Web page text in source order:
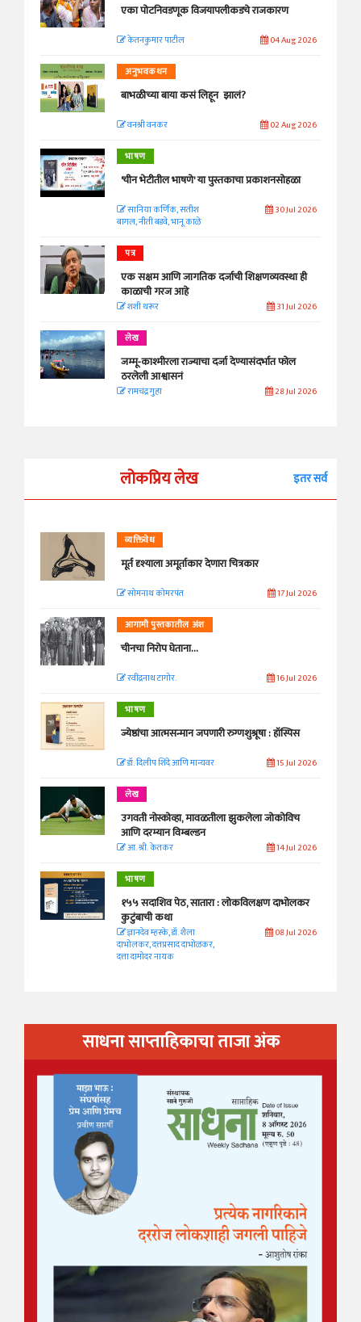
एका पोटनिवडणूक विजयापलीकडचे राजकारण
केतनकुमार पाटील 04 Aug 2026
अनुभवकथन
बाभळीच्या बाया कसं लिहून झालं?
वनश्री वनकर 02 Aug 2026
भाषण
'चीन भेटीतील भाषणे' या पुस्तकाचा प्रकाशनसोहळा
सानिया कर्णिक, सतीश
बागल, नीती बडवे, भानू काळे
30 Jul 2026
पत्र
एक सक्षम आणि जागतिक दर्जाची शिक्षणव्यवस्था ही
काळाची गरज आहे
शशी थरूर 31 Jul 2026
लेख
जम्मू-काश्मीरला राज्याचा दर्जा देण्यासंदर्भात फोल
ठरलेली आश्वासनं
रामचंद्र गुहा 28 Jul 2026
लोकप्रिय लेख इतर सर्व
व्यक्तिवेध
मूर्त दृश्याला अमूर्ताकार देणारा चित्रकार
सोमनाथ कोमरपंत 17 Jul 2026
आगामी पुस्तकातील अंश
चीनचा निरोप घेताना...
रवींद्रनाथ टागोर. 16 Jul 2026
भाषण
ज्येष्ठांचा आत्मसन्मान जपणारी रुग्णशुश्रूषा : हॉस्पिस
डॉ. दिलीप शिंदे आणि मान्यवर 15 Jul 2026
लेख
उगवती नोस्कोव्हा, मावळतीला झुकलेला जोकोविच
आणि दरम्यान विम्बल्डन
आ. श्री. केतकर 14 Jul 2026
भाषण
१५५ सदाशिव पेठ, सातारा : लोकविलक्षण दाभोलकर
कुटुंबाची कथा
ज्ञानदेव म्हस्के, डॉ. शैला
दाभोलकर, दत्तप्रसाद दाभोळकर,
दत्ता दामोदर नायक
08 Jul 2026
साधना साप्ताहिकाचा ताजा अंक